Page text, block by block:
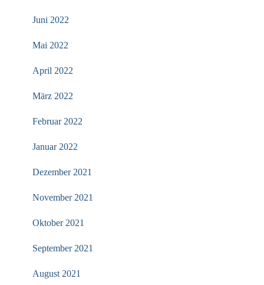
Juni 2022
Mai 2022
April 2022
März 2022
Februar 2022
Januar 2022
Dezember 2021
November 2021
Oktober 2021
September 2021
August 2021